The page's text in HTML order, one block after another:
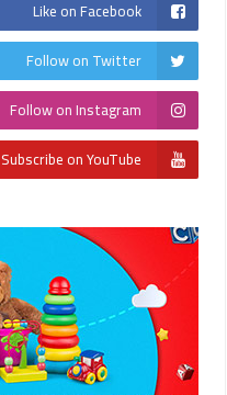
Like on Facebook
Follow on Twitter
Follow on Instagram
Subscribe on YouTube